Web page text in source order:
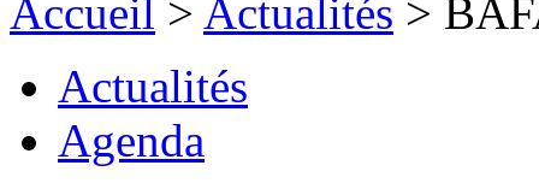
Accueil > Actualités >
Actualités
Agenda